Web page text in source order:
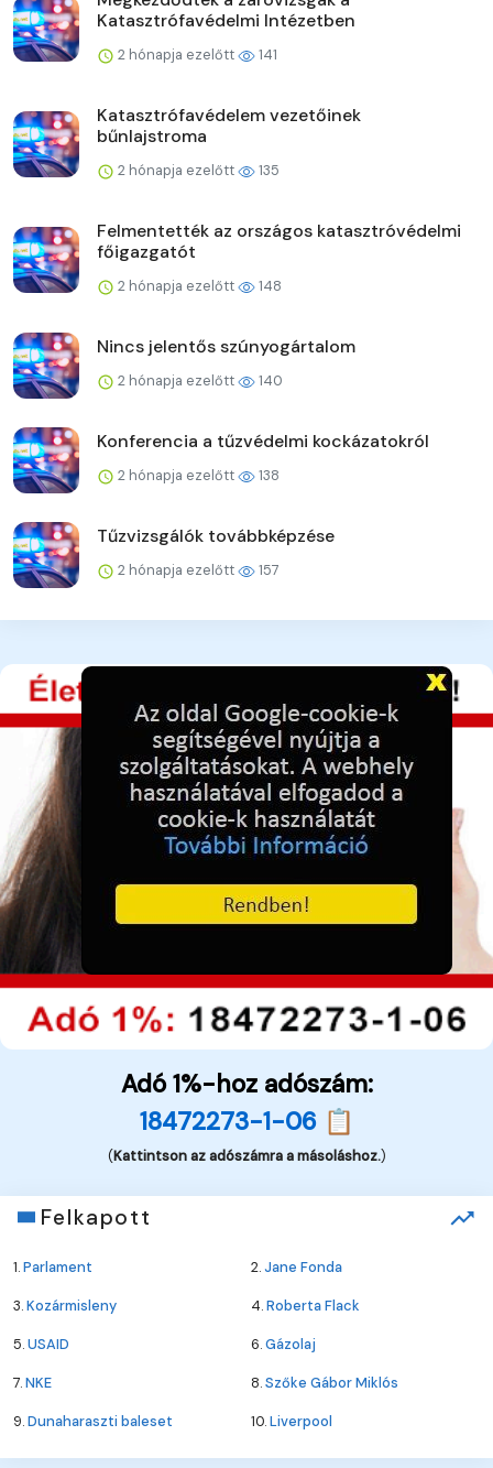
Katasztrófavédelmi Intézetben
2 hónapja ezelőtt 141
Katasztrófavédelem vezetőinek
bűnlajstroma
2 hónapja ezelőtt 135
Felmentették az országos katasztróvédelmi
főigazgatót
2 hónapja ezelőtt 148
Nincs jelentős szúnyogártalom
2 hónapja ezelőtt 140
Konferencia a tűzvédelmi kockázatokról
2 hónapja ezelőtt 138
Tűzvizsgálók továbbképzése
2 hónapja ezelőtt 157
Adó 1%-hoz adószám:
18472273-1-06 📋
(Kattintson az adószámra a másoláshoz.)
Felkapott
1.Parlament 2.Jane Fonda
3.Kozármisleny 4.Roberta Flack
5.USAID 6.Gázolaj
7.NKE 8.Szőke Gábor Miklós
9.Dunaharaszti baleset 10.Liverpool